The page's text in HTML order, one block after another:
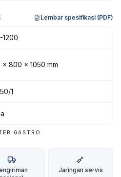
Lembar spesifikasi (PDF)
1200
× 800 × 1050 mm
1
GASTRO
Jaringan servis